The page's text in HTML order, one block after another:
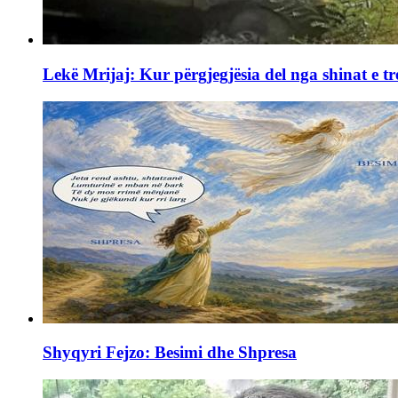
Lekë Mrijaj: Kur përgjegjësia del nga shinat e
Shyqyri Fejzo: Besimi dhe Shpresa